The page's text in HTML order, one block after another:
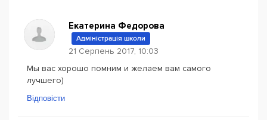
Екатерина Федорова
Адміністрація школи
21 Серпень 2017, 10:03
Мы вас хорошо помним и желаем вам самого
лучшего)
Відповісти